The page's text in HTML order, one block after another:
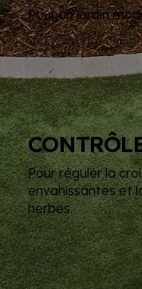
Pour un jardin
Pour réguler la
envahissantes et
herbes.